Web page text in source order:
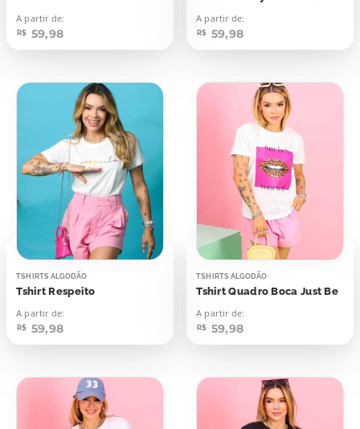
A partir de:
R$ 59,98
A partir de:
R$ 59,98
TSHIRTS ALGODÃO
Tshirt Respeito
A partir de:
R$ 59,98
TSHIRTS ALGODÃO
Tshirt Quadro Boca Just Be
A partir de:
R$ 59,98